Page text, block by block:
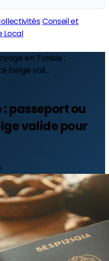
Conseil et
Local
en Tunisie :
belge vali...
passeport ou
valide pour